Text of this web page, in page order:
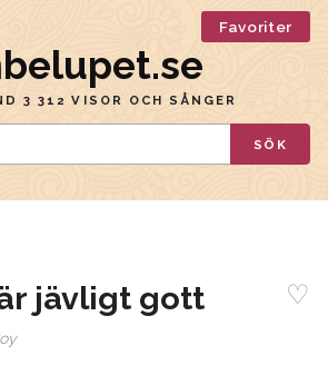
Favoriter
3 312 VISOR OCH SÅNGER
SÖK
jävligt gott ♡